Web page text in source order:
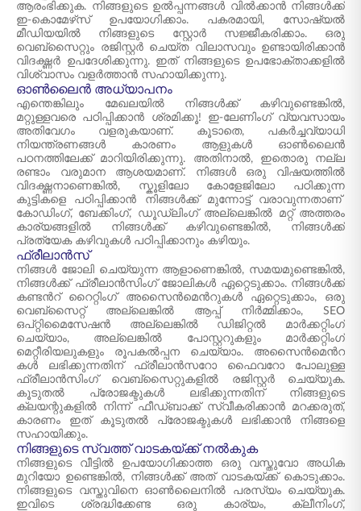
ആരംഭിക്കുക. നിങ്ങളുടെ ഉൽപ്പന്നങ്ങൾ വിൽക്കാൻ നിങ്ങൾക്ക്
ഇ-കൊമേഴ്‌സ് ഉപയോഗിക്കാം. പകരമായി, സോഷ്യൽ
മീഡിയയിൽ നിങ്ങളുടെ സ്റ്റോർ സജ്ജീകരിക്കാം. ഒരു
വെബ്‌സൈറ്റും രജിസ്റ്റർ ചെയ്ത വിലാസവും ഉണ്ടായിരിക്കാൻ
വിദഗ്ദ്ധർ ഉപദേശിക്കുന്നു. ഇത് നിങ്ങളുടെ ഉപഭോക്താക്കളിൽ
വിശ്വാസം വളർത്താൻ സഹായിക്കുന്നു.
ഓൺലൈൻ അധ്യാപനം
എന്തെങ്കിലും മേഖലയിൽ നിങ്ങൾക്ക് കഴിവുണ്ടെങ്കിൽ,
മറ്റുള്ളവരെ പഠിപ്പിക്കാൻ ശ്രമിക്കൂ! ഇ-ലേണിംഗ് വ്യവസായം
അതിവേഗം വളരുകയാണ്. കൂടാതെ, പകർച്ചവ്യാധി
നിയന്ത്രണങ്ങൾ കാരണം ആളുകൾ ഓൺലൈൻ
പഠനത്തിലേക്ക് മാറിയിരിക്കുന്നു. അതിനാൽ, ഇതൊരു നല്ല
രണ്ടാം വരുമാന ആശയമാണ്. നിങ്ങൾ ഒരു വിഷയത്തിൽ
വിദഗ്ദ്ധനാണെങ്കിൽ, സ്കൂളിലോ കോളേജിലോ പഠിക്കുന്ന
കുട്ടികളെ പഠിപ്പിക്കാൻ നിങ്ങൾക്ക് മുന്നോട്ട് വരാവുന്നതാണ്
കോഡിംഗ്, ബേക്കിംഗ്, ഡൂഡ്‌ലിംഗ് അല്ലെങ്കിൽ മറ്റ് അത്തരം
കാര്യങ്ങളിൽ നിങ്ങൾക്ക് കഴിവുണ്ടെങ്കിൽ, നിങ്ങൾക്ക്
പ്രത്യേക കഴിവുകൾ പഠിപ്പിക്കാനും കഴിയും.
ഫ്രീലാൻസ്
നിങ്ങൾ ജോലി ചെയ്യുന്ന ആളാണെങ്കിൽ, സമയമുണ്ടെങ്കിൽ,
നിങ്ങൾക്ക് ഫ്രീലാൻസിംഗ് ജോലികൾ ഏറ്റെടുക്കാം. നിങ്ങൾക്ക്
കണ്ടന്‍റ് റൈറ്റിംഗ് അസൈൻമെന്‍റുകൾ ഏറ്റെടുക്കാം, ഒരു
വെബ്‌സൈറ്റ് അല്ലെങ്കിൽ ആപ്പ് നിർമ്മിക്കാം, SEO
ഒപ്റ്റിമൈസേഷൻ അല്ലെങ്കിൽ ഡിജിറ്റൽ മാർക്കറ്റിംഗ്
ചെയ്യാം, അല്ലെങ്കിൽ പോസ്റ്ററുകളും മാർക്കറ്റിംഗ്
മെറ്റീരിയലുകളും രൂപകൽപ്പന ചെയ്യാം. അസൈൻമെന്‍റ
കൾ ലഭിക്കുന്നതിന് ഫ്രീലാൻസറോ ഫൈവറോ പോലുള്ള
ഫ്രീലാൻസിംഗ് വെബ്‌സൈറ്റുകളിൽ രജിസ്റ്റർ ചെയ്യുക.
കൂടുതൽ പ്രോജക്ടുകൾ ലഭിക്കുന്നതിന് നിങ്ങളുടെ
ക്ലയന്റുകളിൽ നിന്ന് ഫീഡ്‌ബാക്ക് സ്വീകരിക്കാൻ മറക്കരുത്,
കാരണം ഇത് കൂടുതൽ പ്രോജക്ടുകൾ ലഭിക്കാൻ നിങ്ങളെ
സഹായിക്കും.
നിങ്ങളുടെ സ്വത്ത് വാടകയ്ക്ക് നൽകുക
നിങ്ങളുടെ വീട്ടിൽ ഉപയോഗിക്കാത്ത ഒരു വസ്തുവോ അധിക
മുറിയോ ഉണ്ടെങ്കിൽ, നിങ്ങൾക്ക് അത് വാടകയ്ക്ക് കൊടുക്കാം.
നിങ്ങളുടെ വസ്തുവിനെ ഓൺലൈനിൽ പരസ്യം ചെയ്യുക.
ഇവിടെ ശ്രദ്ധിക്കേണ്ട ഒരു കാര്യം, ക്ലീനിംഗ്,